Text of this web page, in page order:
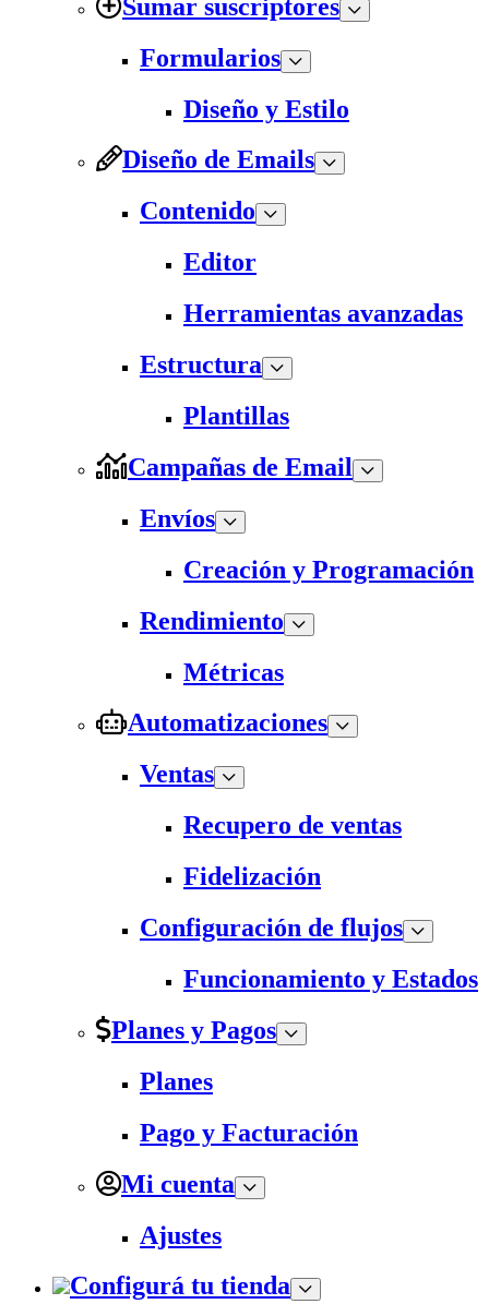
Sumar suscriptores
Formularios
Diseño y Estilo
Diseño de Emails
Contenido
Editor
Herramientas avanzadas
Estructura
Plantillas
Campañas de Email
Envíos
Creación y Programación
Rendimiento
Métricas
Automatizaciones
Ventas
Recupero de ventas
Fidelización
Configuración de flujos
Funcionamiento y Estados
Planes y Pagos
Planes
Pago y Facturación
Mi cuenta
Ajustes
Configurá tu tienda